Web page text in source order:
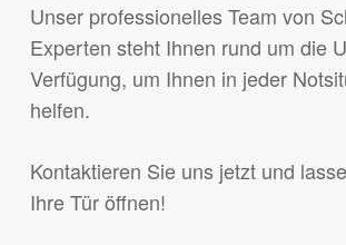
Unser professionelles Team von
Experten steht Ihnen rund um die
Verfügung, um Ihnen in jeder
helfen.
Kontaktieren Sie uns jetzt und
Ihre Tür öffnen!